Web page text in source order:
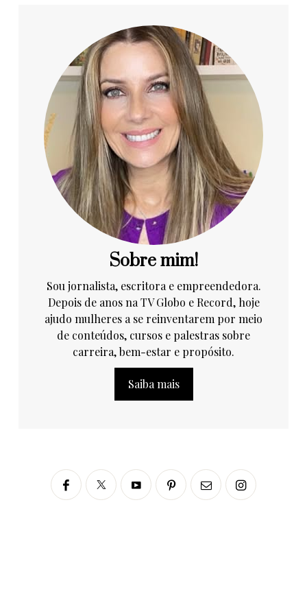
Sobre mim!
Sou jornalista, escritora e empreendedora.
Depois de anos na TV Globo e Record, hoje
ajudo mulheres a se reinventarem por meio
de conteúdos, cursos e palestras sobre
carreira, bem-estar e propósito.
Saiba mais